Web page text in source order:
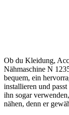
Ob du Kleidung,
Nähmaschine N
bequem, ein
installieren und
ihn sogar
nähen, denn er